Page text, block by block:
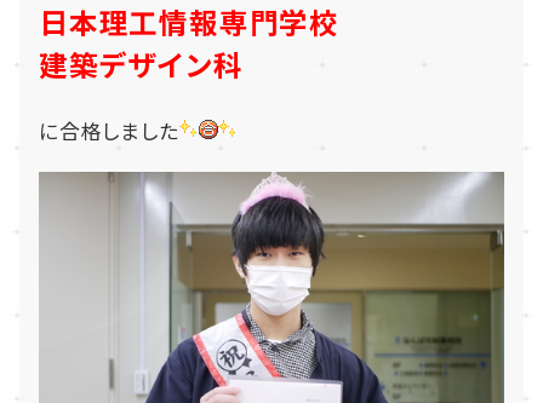
日本理工情報専門学校
建築デザイン科
に合格しました